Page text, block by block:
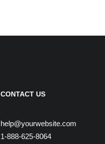
CONTACT US
help@yourwebsite.com
1-888-625-8064